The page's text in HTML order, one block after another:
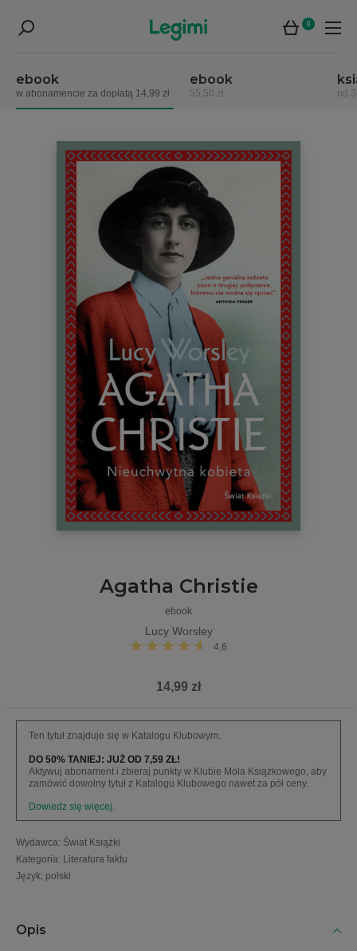
0
ebook
w abonamencie za dopłatą 14,99 zł
ebook
55,50 zł od
Agatha Christie
ebook
Lucy Worsley
4,6
14,99 zł
Ten tytuł znajduje się w Katalogu Klubowym.
DO 50% TANIEJ: JUŻ OD 7,59 ZŁ!
Aktywuj abonament i zbieraj punkty w Klubie Mola Książkowego, aby
zamówić dowolny tytuł z Katalogu Klubowego nawet za pół ceny.
Dowiedz się więcej.
Wydawca: Świat Książki
Kategoria: Literatura faktu
Język: polski
Opis